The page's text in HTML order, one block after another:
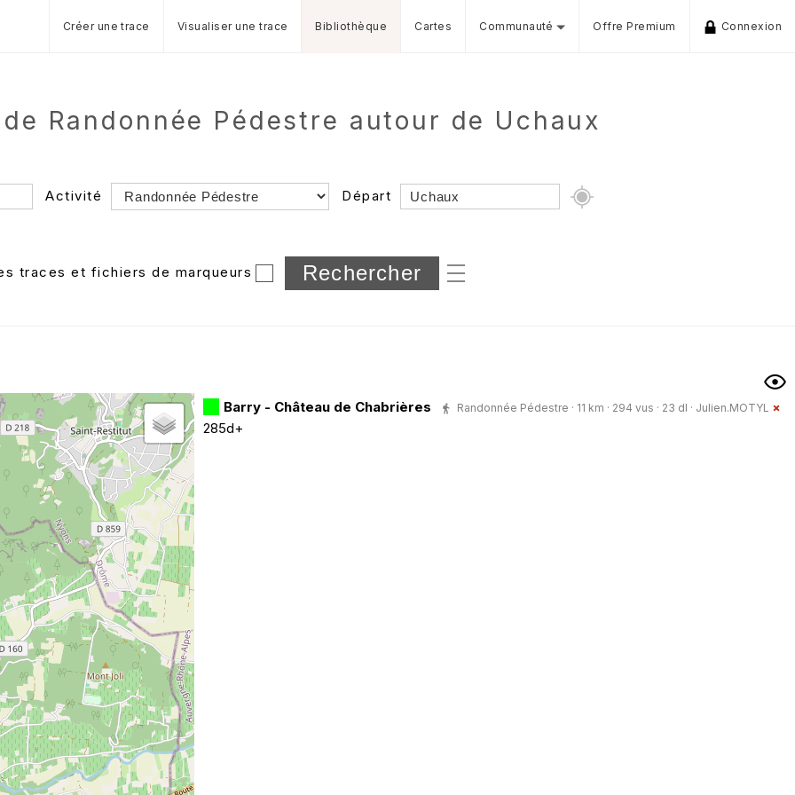
Créer une trace Visualiser une trace Bibliothèque Cartes Communauté Offre Premium Connexion
Randonnée Pédestre autour de Uchaux
Activité Départ
Dossier
et sous-dossiers
traces et fichiers de marqueurs
Barry - Château de Chabrières Randonnée Pédestre · 11 km · 294 vus · 23 dl · Julien.MOTYL
285d+